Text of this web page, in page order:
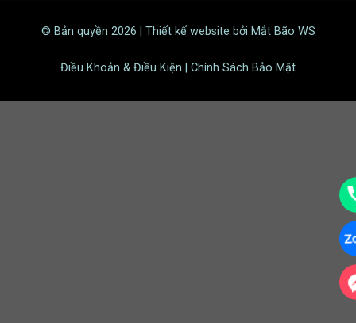
© Bản quyền 2026 | Thiết kế website bởi Mắt Bão WS
Điều Khoản & Điều Kiện | Chính Sách Bảo Mật